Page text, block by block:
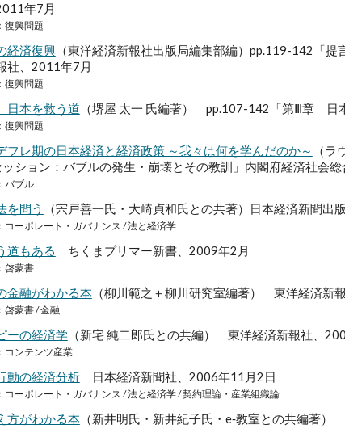
年7月
復興問題
経済復興（東洋経済新報社出版局編集部編）pp.119-142「
社、2011年7月
復興問題
本を救う道 （堺屋 太一 氏編著） pp.107-142「第Ⅲ章 日
復興問題
フレ期の日本経済と経済政策 ～我々は何を学んだのか～
（
ション：バブルの発生・崩壊とその教訓」内閣府経済社会総
バブル
を問う （宍戸善一氏・大崎貞和氏との共著）日本経済新聞出
コーポレート・ガバナンス /法と経済学
道もある ちくまプリマー新書、2009年2月
啓蒙書
金融がわかる本（柳川範之＋柳川研究室編著） 東洋経済新
啓蒙書 / 金融
ーの経済学（新宅 純二郎氏との共編） 東洋経済新報社、200
コンテンツ産業
動の経済分析日本経済新聞社、2006年11月2日
コーポレート・ガバナンス / 法と経済学 / 契約理論・産業組織論
方がわかる本（新井明氏・新井紀子氏・e‐教室との共編著）